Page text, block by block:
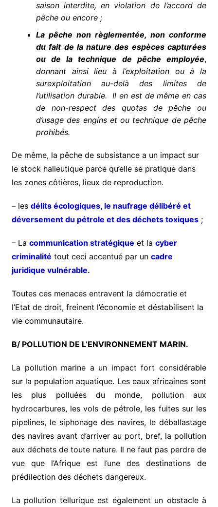
saison interdite, en violation de l’accord de
pêche ou encore ;
La pêche non règlementée, non conforme
du fait de la nature des espèces capturées
ou de la technique de pêche employée,
donnant ainsi lieu à l’exploitation ou à la
surexploitation au-delà des limites de
l’utilisation durable. Il en est de même en cas
de non-respect des quotas de pêche ou
d’usage des engins et ou technique de pêche
prohibés.
De même, la pêche de subsistance a un impact sur
le stock halieutique parce qu’elle se pratique dans
les zones côtières, lieux de reproduction.
– les délits écologiques, le naufrage délibéré et
déversement du pétrole et des déchets toxiques;
– La communication stratégique et la cyber
criminalité tout ceci accentué par un cadre
juridique vulnérable.
Toutes ces menaces entravent la démocratie et
l’Etat de droit, freinent l’économie et déstabilisent la
vie communautaire.
B/ POLLUTION DE L’ENVIRONNEMENT MARIN.
La pollution marine a un impact fort considérable
sur la population aquatique. Les eaux africaines sont
les plus polluées du monde, pollution aux
hydrocarbures, les vols de pétrole, les fuites sur les
pipelines, le siphonage des navires, le déballastage
des navires avant d’arriver au port, bref, la pollution
aux déchets de toute nature. Il ne faut pas perdre de
vue que l’Afrique est l’une des destinations de
prédilection des déchets dangereux.
La pollution tellurique est également un obstacle à